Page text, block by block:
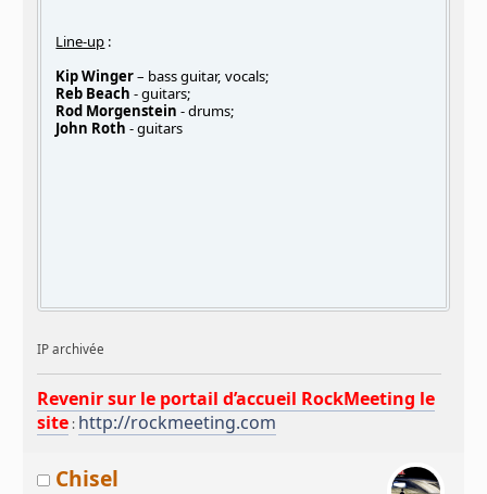
Line-up :
Kip Winger– bass guitar, vocals;
Reb Beach - guitars;
Rod Morgenstein - drums;
John Roth - guitars
IP archivée
Revenir sur le portail d’accueil RockMeeting le
site : http://rockmeeting.com
Chisel